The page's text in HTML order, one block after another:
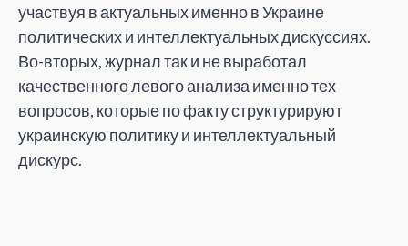
участвуя в актуальных именно в Украине
политических и интеллектуальных дискуссиях.
Во-вторых, журнал так и не выработал
качественного левого анализа именно тех
вопросов, которые по факту структурируют
украинскую политику и интеллектуальный
дискурс.